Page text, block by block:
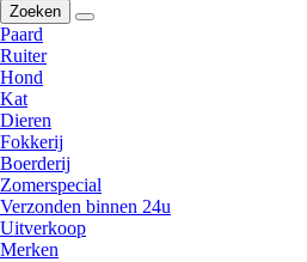
Zoeken
Paard
Ruiter
Hond
Kat
Dieren
Fokkerij
Boerderij
Zomerspecial
Verzonden binnen 24u
Uitverkoop
Merken